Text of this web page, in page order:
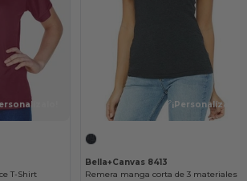
T-Shirt
¡Personalízalo!
Bella+Canvas 8413
Remera manga corta de 3 materiales